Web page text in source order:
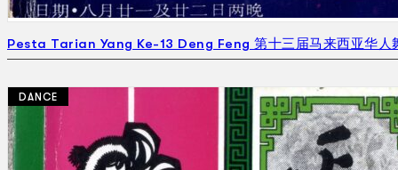
Pesta Tarian Yang Ke-13 Deng Feng 第十三届马来西亚华人
DANCE